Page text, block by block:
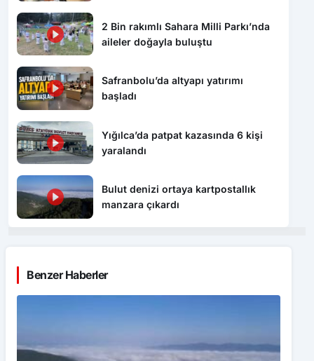
2 Bin rakımlı Sahara Milli Parkı’nda
aileler doğayla buluştu
Safranbolu’da altyapı yatırımı
başladı
Yığılca’da patpat kazasında 6 kişi
yaralandı
Bulut denizi ortaya kartpostallık
manzara çıkardı
Benzer Haberler